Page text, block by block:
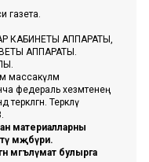
газета.
КАБИНЕТЫ АППАРАТЫ,
АППАРАТЫ.
массакүләм
федераль хезмәтенең
Теркәлү
материалларны
мәҗбүри.
мәгълүмат булырга